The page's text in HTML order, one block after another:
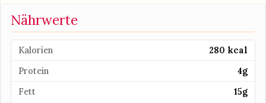
Nährwerte
Kalorien
280 kcal
Protein
4g
Fett
15g